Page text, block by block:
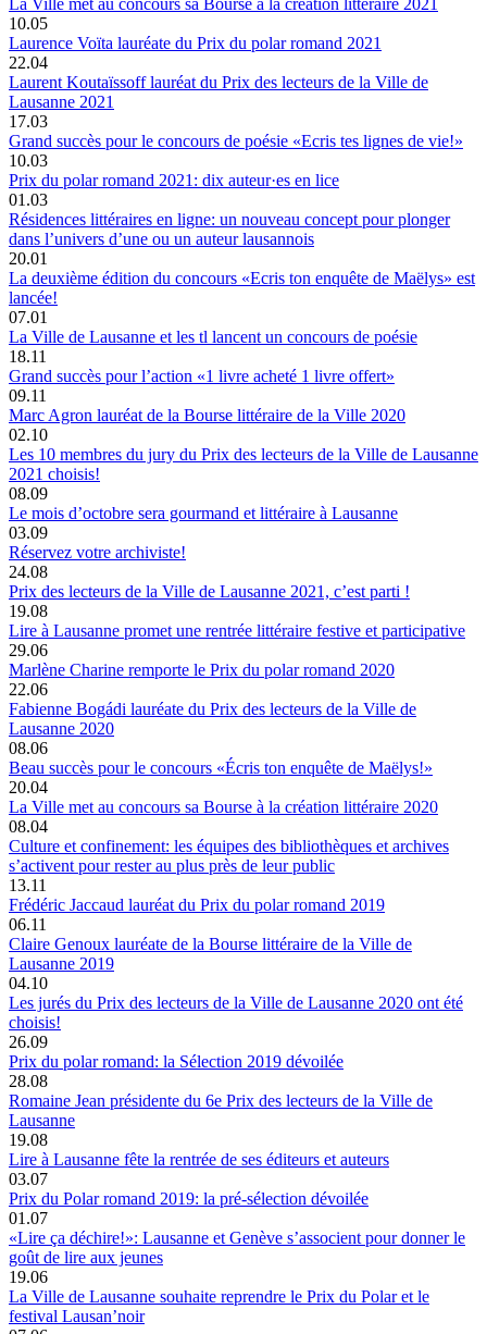
10.05
Laurence Voïta lauréate du Prix du polar romand 2021
22.04
Laurent Koutaïssoff lauréat du Prix des lecteurs de la Ville de
Lausanne 2021
17.03
Grand succès pour le concours de poésie «Ecris tes lignes de vie!»
10.03
Prix du polar romand 2021: dix auteur·es en lice
01.03
Résidences littéraires en ligne: un nouveau concept pour plonger
dans l’univers d’une ou un auteur lausannois
20.01
La deuxième édition du concours «Ecris ton enquête de Maëlys» est
lancée!
07.01
La Ville de Lausanne et les tl lancent un concours de poésie
18.11
Grand succès pour l’action «1 livre acheté 1 livre offert»
09.11
Marc Agron lauréat de la Bourse littéraire de la Ville 2020
02.10
Les 10 membres du jury du Prix des lecteurs de la Ville de Lausanne
2021 choisis!
08.09
Le mois d’octobre sera gourmand et littéraire à Lausanne
03.09
Réservez votre archiviste!
24.08
Prix des lecteurs de la Ville de Lausanne 2021, c’est parti !
19.08
Lire à Lausanne promet une rentrée littéraire festive et participative
29.06
Marlène Charine remporte le Prix du polar romand 2020
22.06
Fabienne Bogádi lauréate du Prix des lecteurs de la Ville de
Lausanne 2020
08.06
Beau succès pour le concours «Écris ton enquête de Maëlys!»
20.04
La Ville met au concours sa Bourse à la création littéraire 2020
08.04
Culture et confinement: les équipes des bibliothèques et archives
s’activent pour rester au plus près de leur public
13.11
Frédéric Jaccaud lauréat du Prix du polar romand 2019
06.11
Claire Genoux lauréate de la Bourse littéraire de la Ville de
Lausanne 2019
04.10
Les jurés du Prix des lecteurs de la Ville de Lausanne 2020 ont été
choisis!
26.09
Prix du polar romand: la Sélection 2019 dévoilée
28.08
Romaine Jean présidente du 6e Prix des lecteurs de la Ville de
Lausanne
19.08
Lire à Lausanne fête la rentrée de ses éditeurs et auteurs
03.07
Prix du Polar romand 2019: la pré-sélection dévoilée
01.07
«Lire ça déchire!»: Lausanne et Genève s’associent pour donner le
goût de lire aux jeunes
19.06
La Ville de Lausanne souhaite reprendre le Prix du Polar et le
festival Lausan’noir